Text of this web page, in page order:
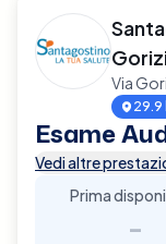
Via
29.9
Esame
Vedi altre
Prima
-